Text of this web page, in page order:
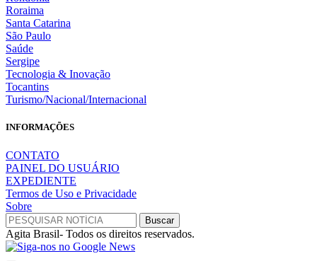
Roraima
Santa Catarina
São Paulo
Saúde
Sergipe
Tecnologia & Inovação
Tocantins
Turismo/Nacional/Internacional
INFORMAÇÕES
CONTATO
PAINEL DO USUÁRIO
EXPEDIENTE
Termos de Uso e Privacidade
Sobre
Agita Brasil- Todos os direitos reservados.